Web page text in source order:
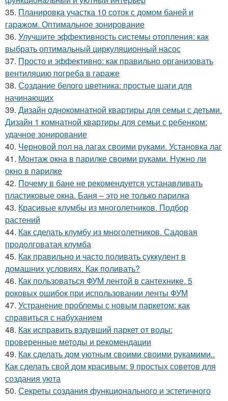
35. Планировка участка 10 соток с домом баней и
гаражом. Оптимальное зонирование
36. Улучшите эффективность системы отопления: как
выбрать оптимальный циркуляционный насос
37. Просто и эффективно: как правильно организовать
вентиляцию погреба в гараже
38. Создание белого цветника: простые шаги для
начинающих
39. Дизайн однокомнатной квартиры для семьи с детьми.
Дизайн 1 комнатной квартиры для семьи с ребенком:
удачное зонирование
40. Черновой пол на лагах своими руками. Установка лаг
41. Монтаж окна в парилке своими руками. Нужно ли
окно в парилке
42. Почему в бане не рекомендуется устанавливать
пластиковые окна. Баня – это не только парилка
43. Красивые клумбы из многолетников. Подбор
растений
44. Как сделать клумбу из многолетников. Садовая
продолговатая клумба
45. Как правильно и часто поливать суккулент в
домашних условиях. Как поливать?
46. Как пользоваться ФУМ лентой в сантехнике. 5
роковых ошибок при использовании ленты ФУМ
47. Устранение проблемы с новым паркетом: как
справиться с набуханием
48. Как исправить вздувший паркет от воды:
проверенные методы и рекомендации
49. Как сделать дом уютным своими своими рукамими..
Как сделать свой дом красивым: 9 простых советов для
создания уюта
50. Секреты создания функционального и эстетичного